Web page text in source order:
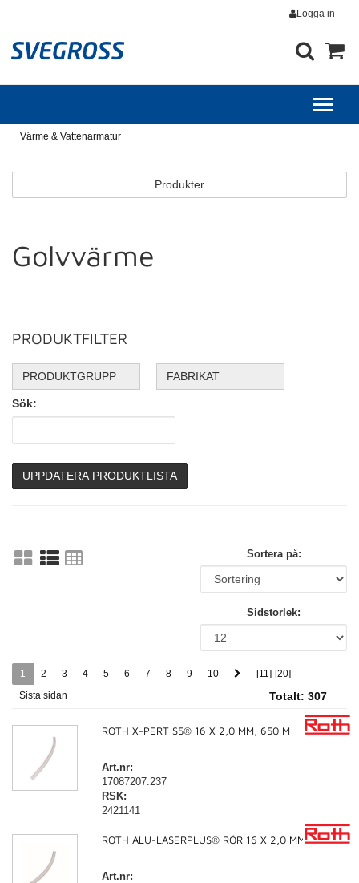
Logga in
Värme & Vattenarmatur
Produkter
Golvvärme
PRODUKTFILTER
PRODUKTGRUPP FABRIKAT
Sök:
UPPDATERA PRODUKTLISTA
Sortera på:
Sidstorlek:
1 2 3 4 5 6 7 8 9 10
[11]-[20]
Sista sidan
Totalt: 307
ROTH X-PERT S5® 16 X 2,0 MM, 650 M
Art.nr:
17087207.237
RSK:
2421141
ROTH ALU-LASERPLUS® RÖR 16 X 2,0 MM, 500 M
Art.nr: